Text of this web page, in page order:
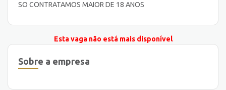
SO CONTRATAMOS MAIOR DE 18 ANOS
Esta vaga não está mais disponível
Sobre a empresa